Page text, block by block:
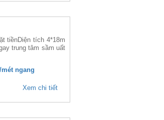
tiềnDiện tích 4*18m
trung tâm sầm uất
ngang
Xem chi tiết